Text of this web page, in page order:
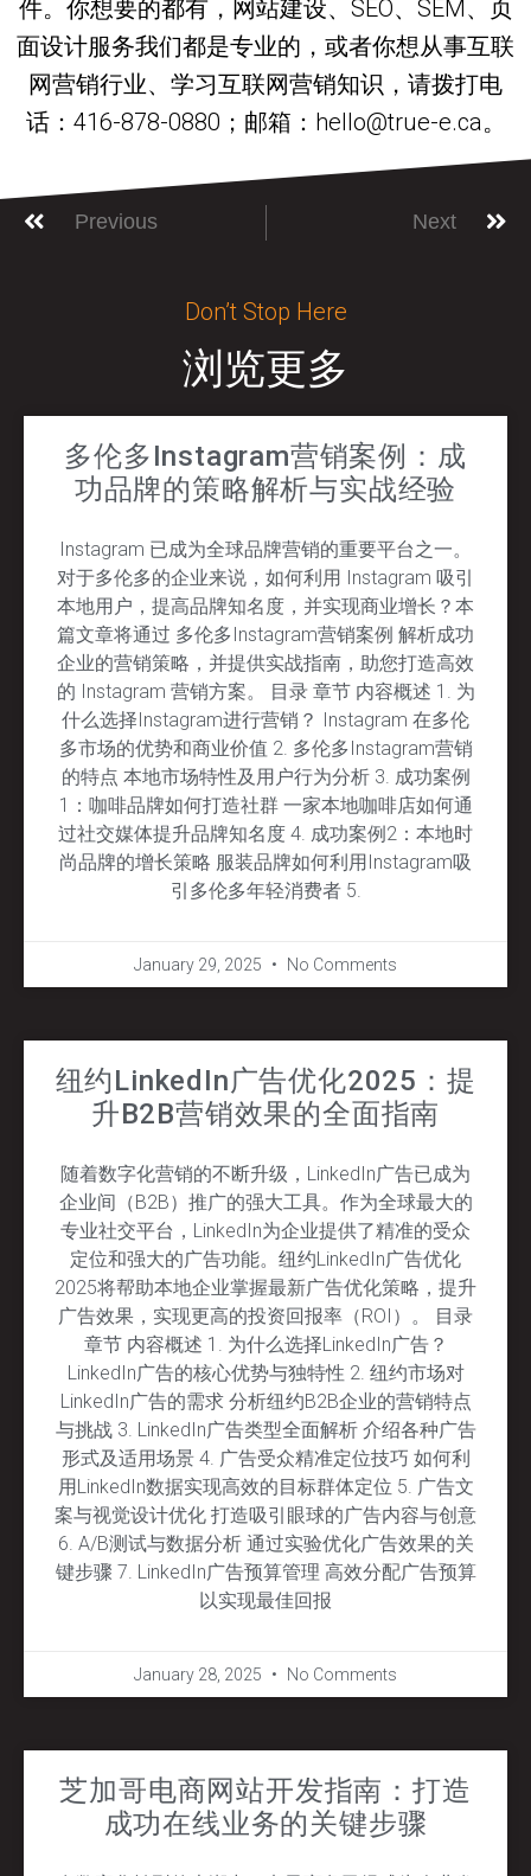
件。你想要的都有，网站建设、SEO、SEM、页
面设计服务我们都是专业的，或者你想从事互联
网营销行业、学习互联网营销知识，请拨打电
话：416-878-0880；邮箱：hello@true-e.ca。
Previous Next
Don’t Stop Here
浏览更多
多伦多Instagram营销案例：成
功品牌的策略解析与实战经验
Instagram 已成为全球品牌营销的重要平台之一。
对于多伦多的企业来说，如何利用 Instagram 吸引
本地用户，提高品牌知名度，并实现商业增长？本
篇文章将通过 多伦多Instagram营销案例 解析成功
企业的营销策略，并提供实战指南，助您打造高效
的 Instagram 营销方案。 目录 章节 内容概述 1. 为
什么选择Instagram进行营销？ Instagram 在多伦
多市场的优势和商业价值 2. 多伦多Instagram营销
的特点 本地市场特性及用户行为分析 3. 成功案例
1：咖啡品牌如何打造社群 一家本地咖啡店如何通
过社交媒体提升品牌知名度 4. 成功案例2：本地时
尚品牌的增长策略 服装品牌如何利用Instagram吸
引多伦多年轻消费者 5.
January 29, 2025 No Comments
纽约LinkedIn广告优化2025：提
升B2B营销效果的全面指南
随着数字化营销的不断升级，LinkedIn广告已成为
企业间（B2B）推广的强大工具。作为全球最大的
专业社交平台，LinkedIn为企业提供了精准的受众
定位和强大的广告功能。纽约LinkedIn广告优化
2025将帮助本地企业掌握最新广告优化策略，提升
广告效果，实现更高的投资回报率（ROI）。 目录
章节 内容概述 1. 为什么选择LinkedIn广告？
LinkedIn广告的核心优势与独特性 2. 纽约市场对
LinkedIn广告的需求 分析纽约B2B企业的营销特点
与挑战 3. LinkedIn广告类型全面解析 介绍各种广告
形式及适用场景 4. 广告受众精准定位技巧 如何利
用LinkedIn数据实现高效的目标群体定位 5. 广告文
案与视觉设计优化 打造吸引眼球的广告内容与创意
6. A/B测试与数据分析 通过实验优化广告效果的关
键步骤 7. LinkedIn广告预算管理 高效分配广告预算
以实现最佳回报
January 28, 2025 No Comments
芝加哥电商网站开发指南：打造
成功在线业务的关键步骤